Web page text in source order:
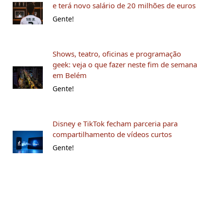
e terá novo salário de 20 milhões de euros
Gente!
Shows, teatro, oficinas e programação
geek: veja o que fazer neste fim de semana
em Belém
Gente!
Disney e TikTok fecham parceria para
compartilhamento de vídeos curtos
Gente!